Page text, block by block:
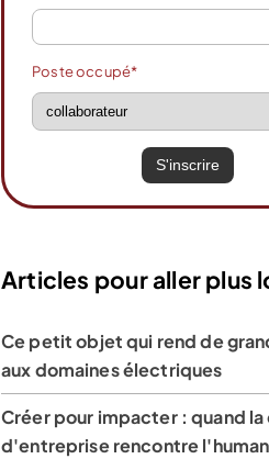
Poste occupé*
Articles pour aller plus
Ce petit objet qui rend de
aux domaines électriques
Créer pour impacter : quand
d'entreprise rencontre